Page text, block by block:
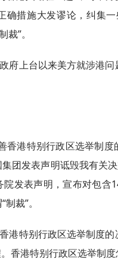
确措施大发谬论，纠集
”。
府上台以来美方就涉港
香港特别行政区选举制
团发表声明诋毁我有关
发表声明，宣布对包含
裁”。
港特别行政区选举制度
香港特别行政区选举制